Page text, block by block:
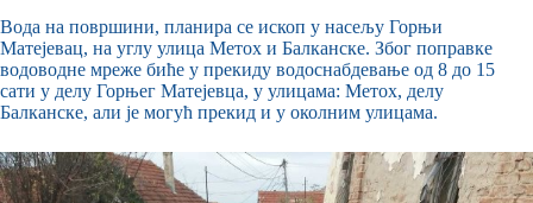
Вода на површини, планира се ископ у насељу Горњи
Матејевац, на углу улица Метох и Балканске. Због поправке
водоводне мреже биће у прекиду водоснабдевање од 8 до 15
сати у делу Горњег Матејевца, у улицама: Метох, делу
Балканске, али је могућ прекид и у околним улицама.